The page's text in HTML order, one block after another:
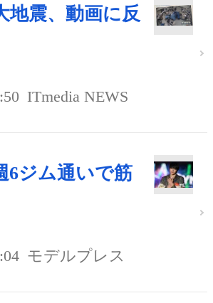
地震、動画に反
ITmedia NEWS
6ジム通いで筋
モデルプレス